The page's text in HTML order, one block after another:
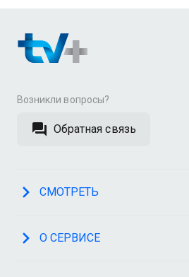
Возникли вопросы?
Обратная связь
СМОТРЕТЬ
О СЕРВИСЕ